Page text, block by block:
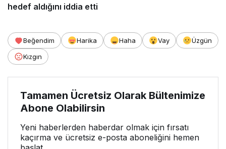
hedef aldığını iddia etti
Beğendim Harika Haha Vay
Üzgün
Kızgın
Tamamen Ücretsiz Olarak Bültenimize
Abone Olabilirsin
Yeni haberlerden haberdar olmak için fırsatı
kaçırma ve ücretsiz e-posta aboneliğini hemen